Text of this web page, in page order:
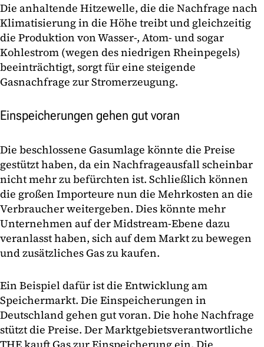
Die anhaltende Hitzewelle, die die Nachfrage nach
Klimatisierung in die Höhe treibt und gleichzeitig
die Produktion von Wasser-, Atom- und sogar
Kohlestrom (wegen des niedrigen Rheinpegels)
beeinträchtigt, sorgt für eine steigende
Gasnachfrage zur Stromerzeugung.
Einspeicherungen gehen gut voran
Die beschlossene Gasumlage könnte die Preise
gestützt haben, da ein Nachfrageausfall scheinbar
nicht mehr zu befürchten ist. Schließlich können
die großen Importeure nun die Mehrkosten an die
Verbraucher weitergeben. Dies könnte mehr
Unternehmen auf der Midstream-Ebene dazu
veranlasst haben, sich auf dem Markt zu bewegen
und zusätzliches Gas zu kaufen.
Ein Beispiel dafür ist die Entwicklung am
Speichermarkt. Die Einspeicherungen in
Deutschland gehen gut voran. Die hohe Nachfrage
stützt die Preise. Der Marktgebietsverantwortliche